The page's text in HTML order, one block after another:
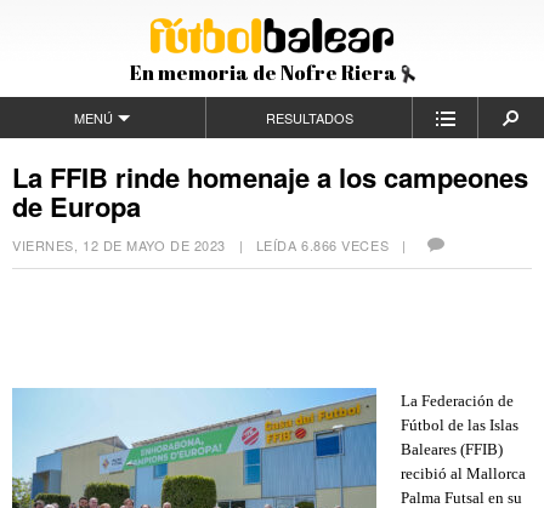
En memoria de Nofre Riera
MENÚ RESULTADOS
La FFIB rinde homenaje a los campeones
de Europa
VIERNES, 12 DE MAYO DE 2023 | LEÍDA 6.866 VECES |
La Federación de
Fútbol de las Islas
Baleares (FFIB)
recibió al Mallorca
Palma Futsal en su